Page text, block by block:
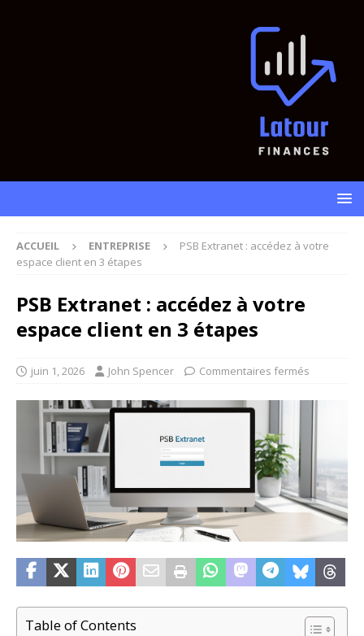
ACCUEIL ENTREPRISE
PSB Extranet : accédez à votre
espace client en 3 étapes
PSB Extranet : accédez à votre
espace client en 3 étapes
juin 1, 2026 John Spencer Commentaires fermés
Table of Contents